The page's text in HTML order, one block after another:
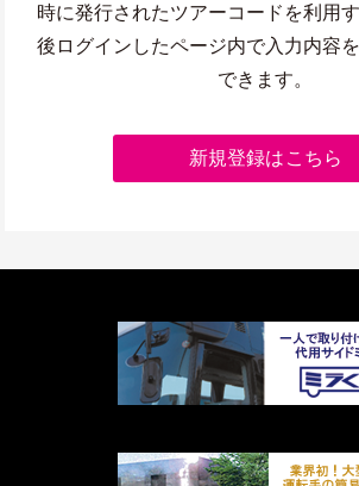
時に発行されたツアーコードを利用
後ログインしたページ内で入力内容
できます。
新規登録はこちら